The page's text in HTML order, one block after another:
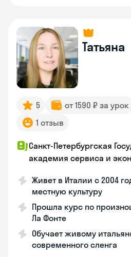
Татьяна
5 от 1590 ₽ за урок
1 отзыв
Санкт-Петербургская
академия сервиса и
Живет в Италии с 2004
местную культуру
Прошла курс по
Ла Фонте
Обучает живому
современного сленга